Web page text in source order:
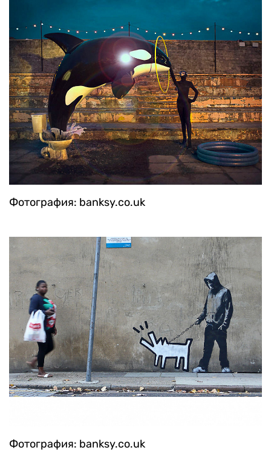
Фотография: banksy.co.uk
Фотография: banksy.co.uk